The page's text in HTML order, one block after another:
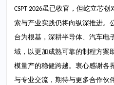
CSPT 2026虽已收官，但屹立芯创
索与产业实践仍将向纵深推进。
台为根基，深耕半导体、汽车电
域，以更加成熟可靠的制程方案
模量产的稳健跨越。衷心感谢各
与专业交流，期待与更多合作伙